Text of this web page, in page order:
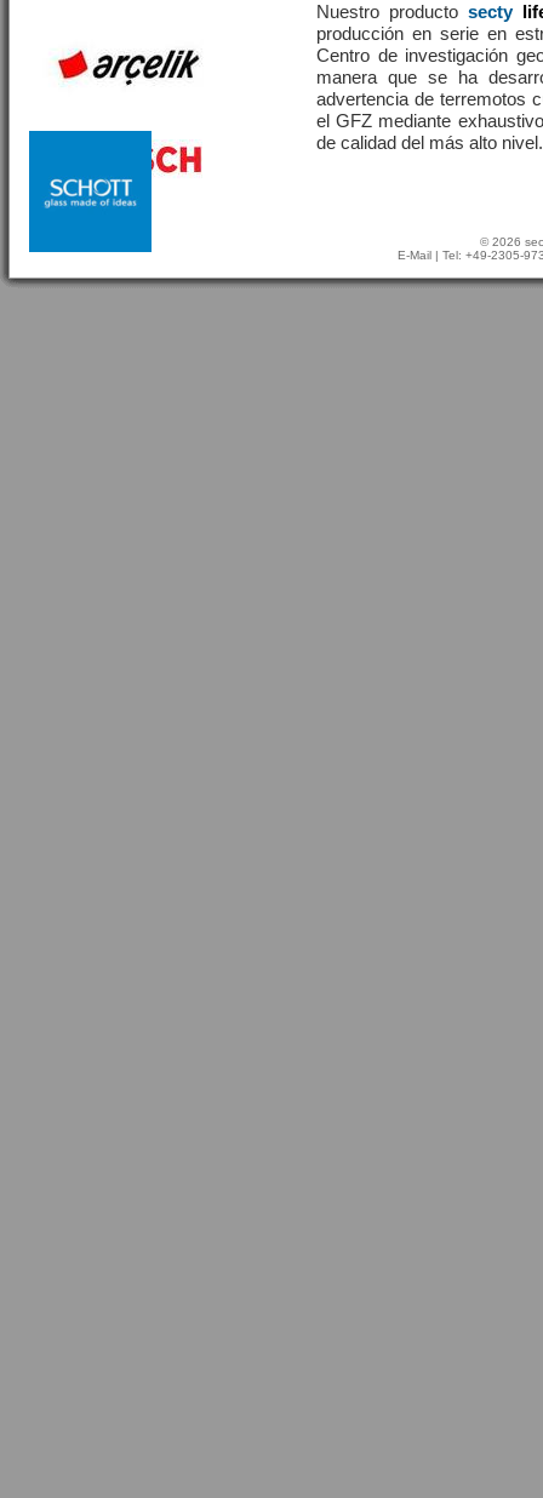
Nuestro productosecty
producción en serie en
Centro de investigación
manera que se ha
advertencia de terremotos
el GFZ mediante
de calidad del más alto nivel.
© 2026
E-Mail | Tel: +49-2305-